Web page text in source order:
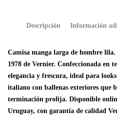
Descripción Información
Camisa manga larga de hombre
1978 de Vernier. Confeccionada en
elegancia y frescura, ideal para
italiano con ballenas exteriores que
terminación prolija. Disponible
Uruguay, con garantía de calidad